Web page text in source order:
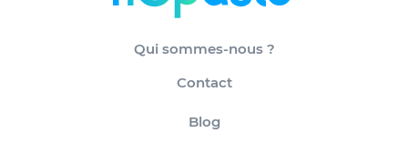
Qui sommes-nous ?
Contact
Blog